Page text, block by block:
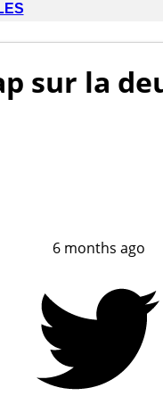
sur la
6 months ago